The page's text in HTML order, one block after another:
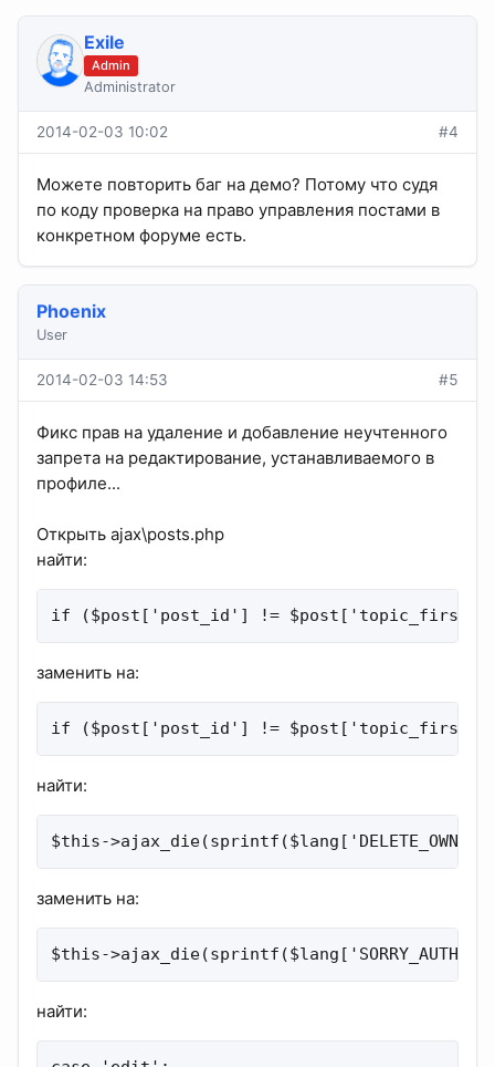
Exile
Admin
Administrator
2014-02-03 10:02 #4
Можете повторить баг на демо? Потому что судя
по коду проверка на право управления постами в
конкретном форуме есть.
Phoenix
User
2014-02-03 14:53 #5
Фикс прав на удаление и добавление неучтенного
запрета на редактирование, устанавливаемого в
профиле...
Открыть ajax\posts.php
найти:
if ($post['post_id'] !=
заменить на:
if ($post['post_id'] !=
найти:
$this-
заменить на:
$this-
найти: